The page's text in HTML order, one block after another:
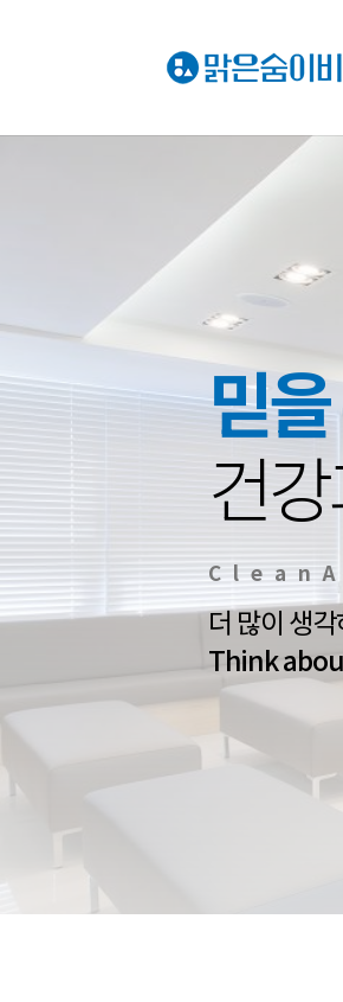
믿
건
더 많이 생
Think